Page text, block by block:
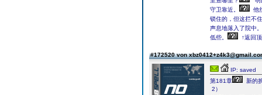
守卫靠近。
他
锁住的，但这拦不
声息地落入了院中。
低些。
↑返回
#172520 von
IP: saved
第181章
新的
2）